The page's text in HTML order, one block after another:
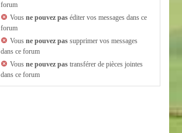
forum
Vous ne pouvez pas éditer vos messages dans ce
forum
Vous ne pouvez pas supprimer vos messages
dans ce forum
Vous ne pouvez pas transférer de pièces jointes
dans ce forum